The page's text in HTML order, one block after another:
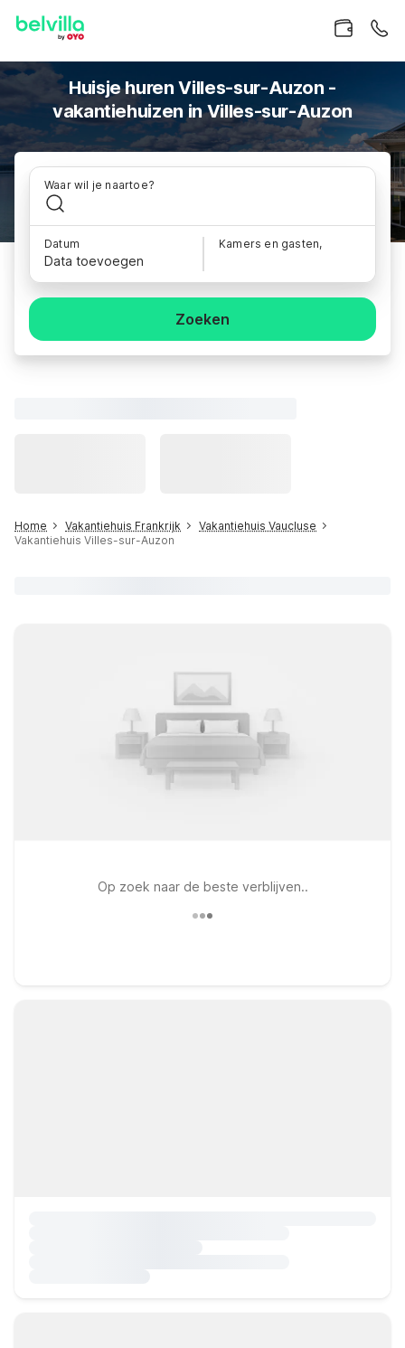
Huisje huren Villes-sur-Auzon -
vakantiehuizen in Villes-sur-Auzon
Waar wil je naartoe?
Datum
Data toevoegen
Kamers en gasten,
Zoeken
Home Vakantiehuis Frankrijk
Vakantiehuis Vaucluse
Vakantiehuis Villes-sur-Auzon
Op zoek naar de beste verblijven..